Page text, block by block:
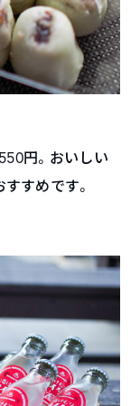
円。おいしい
すめです。